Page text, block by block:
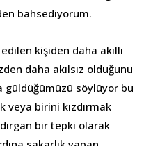
bahsediyorum.
kişiden daha akıllı
daha akılsız olduğunu
güldüğümüzü söylüyor bu
veya birini kızdırmak
bir tepki olarak